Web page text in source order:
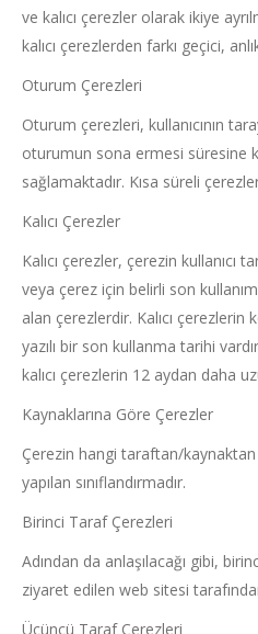
ve kalıcı çerezler olarak ikiye
kalıcı çerezlerden farkı geçici,
Oturum Çerezleri
Oturum çerezleri, kullanıcının
oturumun sona ermesi süresine
sağlamaktadır. Kısa süreli
Kalıcı Çerezler
Kalıcı çerezler, çerezin kullanıcı
veya çerez için belirli son
alan çerezlerdir. Kalıcı çerezlerin
yazılı bir son kullanma tarihi
kalıcı çerezlerin 12 aydan daha
Kaynaklarına Göre Çerezler
Çerezin hangi taraftan/
yapılan sınıflandırmadır.
Birinci Taraf Çerezleri
Adından da anlaşılacağı gibi,
ziyaret edilen web sitesi
Üçüncü Taraf Çerezleri